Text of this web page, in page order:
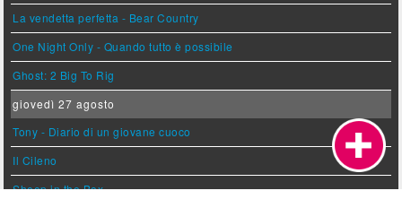
La vendetta perfetta - Bear Country
One Night Only - Quando tutto è possibile
Ghost: 2 Big To Rig
giovedì 27 agosto
Tony - Diario di un giovane cuoco
Il Cileno
Sheep in the Box